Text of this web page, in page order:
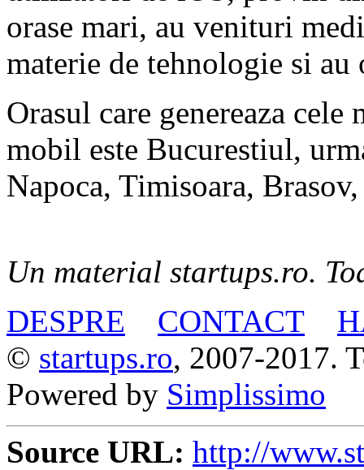
orase mari, au venituri
materie de tehnologie si
Orasul care genereaza
mobil este Bucurestiul,
Napoca, Timisoara,
Un material startups.ro.
DESPRE
CONTACT
© startups.ro, 2007-2017.
Powered by Simplissimo
Source URL: http://